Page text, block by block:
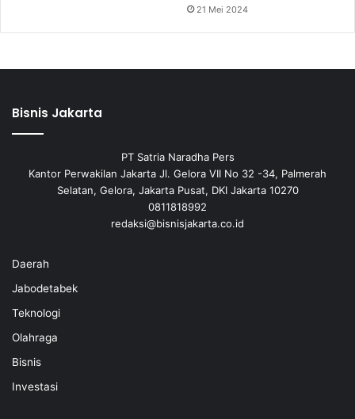
21 Mei 2024
Bisnis Jakarta
PT Satria Naradha Pers
Kantor Perwakilan Jakarta Jl. Gelora VII No 32 -34, Palmerah
Selatan, Gelora, Jakarta Pusat, DKI Jakarta 10270
0811818992
redaksi@bisnisjakarta.co.id
Daerah
Jabodetabek
Teknologi
Olahraga
Bisnis
Investasi